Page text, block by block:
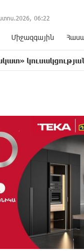
06:22
Միջազգային